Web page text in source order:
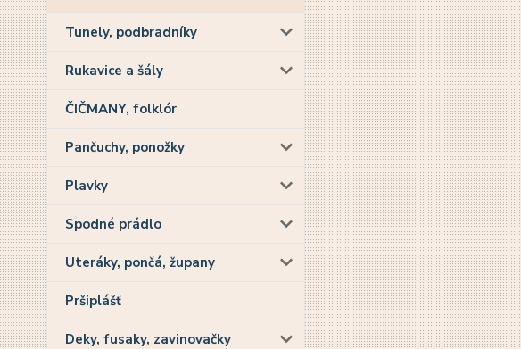
Tunely, podbradníky
Rukavice a šály
ČIČMANY, folklór
Pančuchy, ponožky
Plavky
Spodné prádlo
Uteráky, pončá, župany
Pršiplášť
Deky, fusaky, zavinovačky